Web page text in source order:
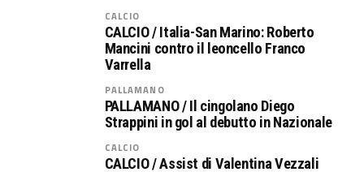
CALCIO
CALCIO / Italia-San Marino: Roberto
Mancini contro il leoncello Franco
Varrella
PALLAMANO
PALLAMANO / Il cingolano Diego
Strappini in gol al debutto in Nazionale
CALCIO
CALCIO / Assist di Valentina Vezzali